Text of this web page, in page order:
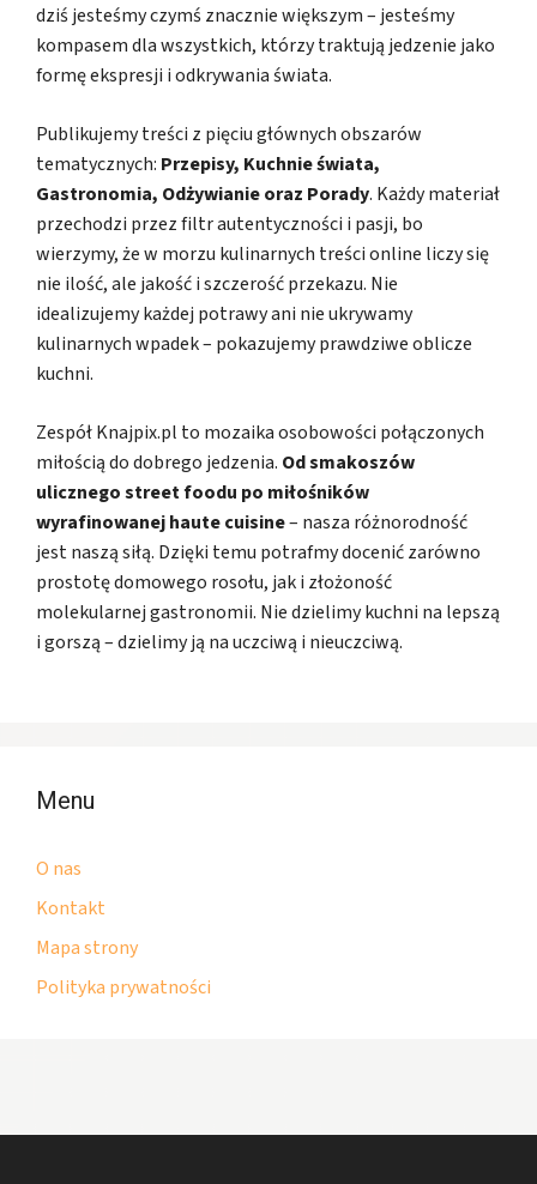
dziś jesteśmy czymś znacznie większym – jesteśmy
kompasem dla wszystkich, którzy traktują jedzenie jako
formę ekspresji i odkrywania świata.
Publikujemy treści z pięciu głównych obszarów
tematycznych: Przepisy, Kuchnie świata,
Gastronomia, Odżywianie oraz Porady. Każdy materiał
przechodzi przez filtr autentyczności i pasji, bo
wierzymy, że w morzu kulinarnych treści online liczy się
nie ilość, ale jakość i szczerość przekazu. Nie
idealizujemy każdej potrawy ani nie ukrywamy
kulinarnych wpadek – pokazujemy prawdziwe oblicze
kuchni.
Zespół Knajpix.pl to mozaika osobowości połączonych
miłością do dobrego jedzenia. Od smakoszów
ulicznego street foodu po miłośników
wyrafinowanej haute cuisine– nasza różnorodność
jest naszą siłą. Dzięki temu potrafmy docenić zarówno
prostotę domowego rosołu, jak i złożoność
molekularnej gastronomii. Nie dzielimy kuchni na lepszą
i gorszą – dzielimy ją na uczciwą i nieuczciwą.
Menu
O nas
Kontakt
Mapa strony
Polityka prywatności